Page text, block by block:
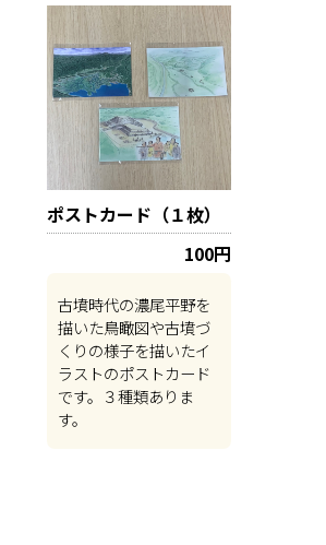
ポストカード（１枚）
100円
古墳時代の濃尾平野を
描いた鳥瞰図や古墳づ
くりの様子を描いたイ
ラストのポストカード
です。３種類ありま
す。